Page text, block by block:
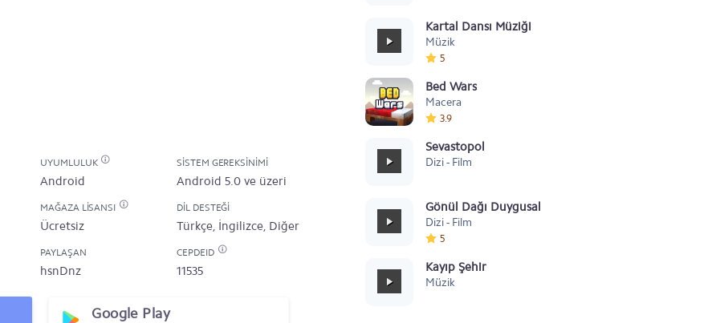
UYUMLULUK
Android
SISTEM GEREKSINIMI
Android 5.0 ve üzeri
MAĞAZA LISANSI
Ücretsiz
DIL DESTEĞI
Türkçe, İngilizce, Diğer
PAYLAŞAN
hsnDnz
CEPDEID
11535
Google Play
Kartal Dansı Müziği
Müzik
5
Bed Wars
Macera
3.9
Sevastopol
Dizi - Film
Gönül Dağı Duygusal
Dizi - Film
5
Kayıp Şehir
Müzik